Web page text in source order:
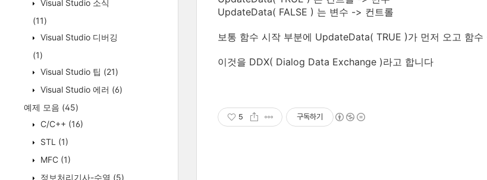
Visual Studio 소식
(11)
Visual Studio 디버깅
(1)
Visual Studio 팁 (21)
Visual Studio 에러 (6)
예제 모음 (45)
C/C++ (16)
STL (1)
MFC (1)
정보처리기사-수열 (5)
UpdateData( FALSE ) 는 변수 -> 컨트롤
보통 함수 시작 부분에 UpdateData( TRUE )가 먼저 오고 함
이것을 DDX( Dialog Data Exchange )라고 합니다
5 구독하기